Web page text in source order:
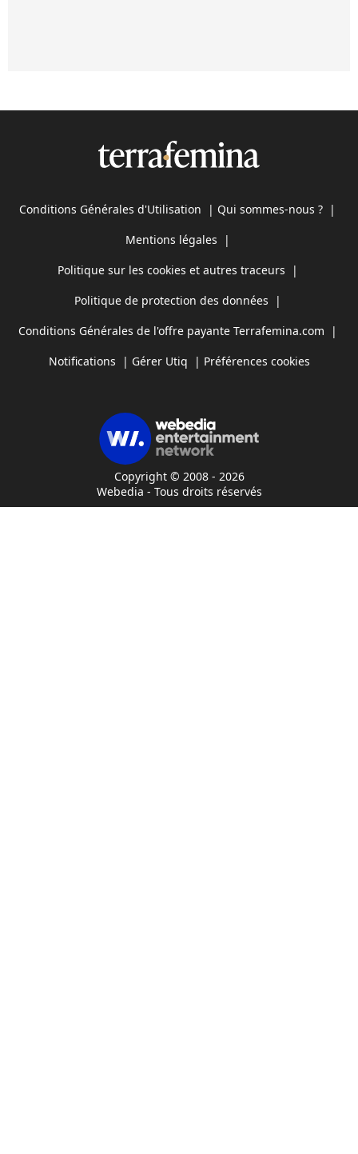
Conditions Générales d'Utilisation | Qui sommes-nous ? |
Mentions légales |
Politique sur les cookies et autres traceurs |
Politique de protection des données |
Conditions Générales de l'offre payante Terrafemina.com |
Notifications | Gérer Utiq | Préférences cookies
Copyright © 2008 - 2026
Webedia - Tous droits réservés